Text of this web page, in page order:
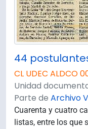
CL UDEC ALDCO
Unidad
Parte de Archivo
Cuarenta y cuatro
listas, entre los que